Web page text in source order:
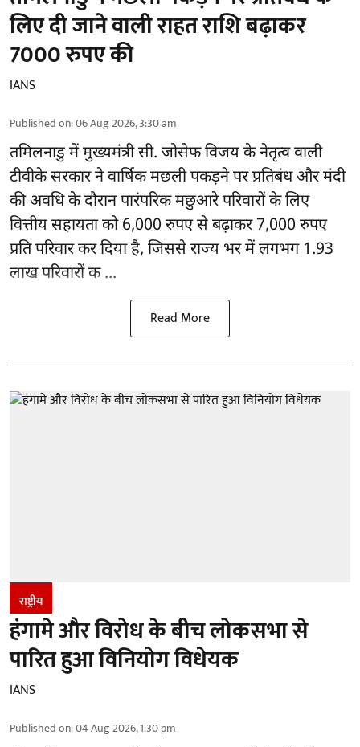
लिए दी जाने वाली राहत राशि बढ़ाकर
7000 रुपए की
IANS
Published on:06 Aug 2026, 3:30 am
तमिलनाडुमें मुख्यमंत्री सी. जोसेफ विजय के नेतृत्व वाली
टीवीके सरकार ने वार्षिक मछली पकड़ने पर प्रतिबंध और मंदी
की अवधि के दौरान पारंपरिक मछुआरे परिवारों के लिए
वित्तीय सहायता को 6,000 रुपए से बढ़ाकर 7,000 रुपए
प्रति परिवार कर दिया है, जिससे राज्य भर में लगभग 1.93
लाख परिवारों क ...
Read More
राष्ट्रीय
हंगामे और विरोध के बीच लोकसभा से
पारित हुआ विनियोग विधेयक
IANS
Published on:04 Aug 2026, 1:30 pm